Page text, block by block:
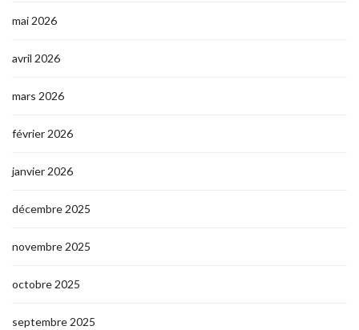
mai 2026
avril 2026
mars 2026
février 2026
janvier 2026
décembre 2025
novembre 2025
octobre 2025
septembre 2025